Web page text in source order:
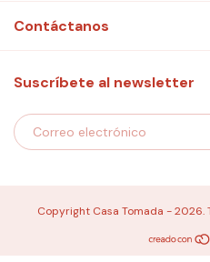
Contáctanos
Suscríbete al newsletter
Copyright Casa Tomada - 2026.